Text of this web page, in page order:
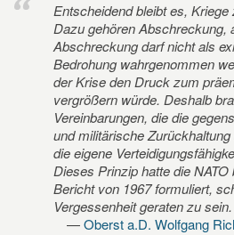
Entscheidend bleibt es, Kriege
Dazu gehören Abschreckung,
Abschreckung darf nicht als
Bedrohung wahrgenommen
der Krise den Druck zum
vergrößern würde. Deshalb
Vereinbarungen, die die
und militärische
die eigene
Dieses Prinzip hatte die
Bericht von 1967 formuliert,
Vergessenheit geraten zu sein.
Oberst a.D. Wolfgang